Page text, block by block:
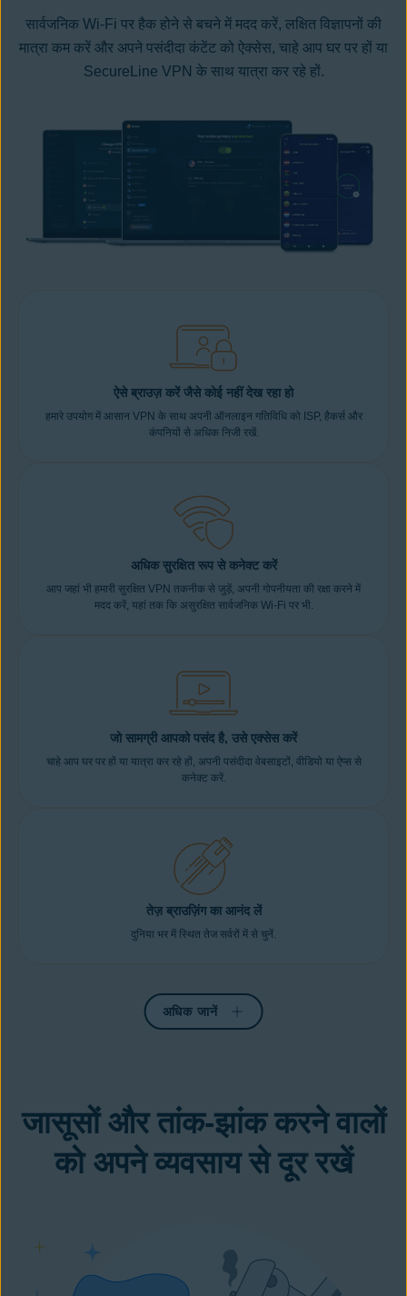
सार्वजनिक Wi-Fi पर हैक होने से बचने में मदद करें, लक्षित विज्ञापनों की
मात्रा कम करें और अपने पसंदीदा कंटेंट को ऐक्सेस, चाहे आप घर पर हों या
SecureLine VPN के साथ यात्रा कर रहे हों.
ऐसे ब्राउज़ करें जैसे कोई नहीं देख रहा हो
हमारे उपयोग में आसान VPN के साथ अपनी ऑनलाइन गतिविधि को ISP, हैकर्सऔर
कंपनियों से अधिक निजी रखें.
अधिक सुरक्षित रूप से कनेक्ट करें
आप जहां भी हमारी सुरक्षित VPN तकनीक से जुड़ें, अपनी गोपनीयता की रक्षा करने में
मदद करें, यहां तक ​​कि असुरक्षित सार्वजनिक Wi-Fi पर भी.
जो सामग्री आपको पसंद है, उसे एक्सेस करें
चाहे आप घर पर हों या यात्रा कर रहे हों, अपनी पसंदीदा वेबसाइटों, वीडियो या ऐप्स से
कनेक्ट करें.
तेज़ ब्राउज़िंग का आनंद लें
दुनिया भर में स्थित तेज सर्वरों में से चुनें.
अधिक जानें
जासूसों और तांक-झांक करने वालों
को अपने व्यवसाय से दूर रखें